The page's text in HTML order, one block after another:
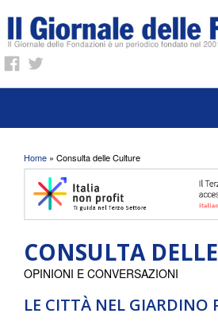
Tu sei qui
Home » Consulta delle Culture
CONSULTA
LE CITTÀ NEL GIARDINO
OPINIONI E CONVERSAZIONI